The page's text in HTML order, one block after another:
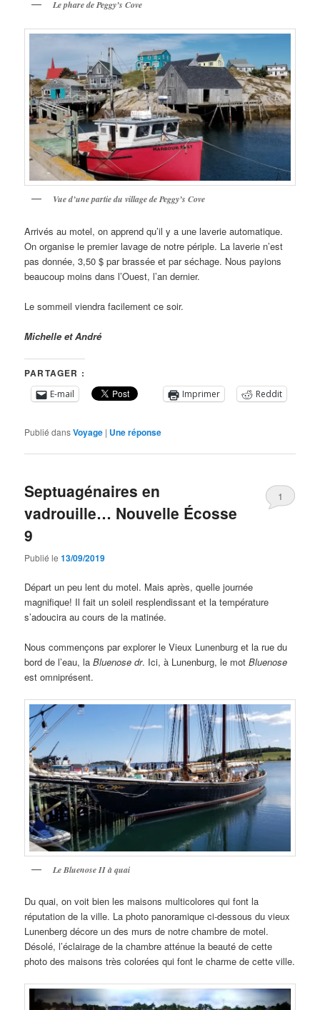
Le phare de Peggy’s Cove
Vue d’une partie du village de Peggy’s Cove
Arrivés au motel, on apprend qu’il y a une laverie automatique.
On organise le premier lavage de notre périple. La laverie n’est
pas donnée, 3,50 $ par brassée et par séchage. Nous payions
beaucoup moins dans l’Ouest, l’an dernier.
Le sommeil viendra facilement ce soir.
Michelle et André
PARTAGER :
E-mail Imprimer Reddit
Publié dansVoyage | Uneréponse
Septuagénaires en
vadrouille… Nouvelle Écosse
9
Publié le13/09/2019
1
Départ un peu lent du motel. Mais après, quelle journée
magnifique! Il fait un soleil resplendissant et la température
s’adoucira au cours de la matinée.
Nous commençons par explorer le Vieux Lunenburg et la rue du
bord de l’eau, laBluenose dr. Ici, à Lunenburg, le motBluenose
est omniprésent.
Le Bluenose II à quai
Du quai, on voit bien les maisons multicolores qui font la
réputation de la ville. La photo panoramique ci-dessous du vieux
Lunenberg décore un des murs de notre chambre de motel.
Désolé, l’éclairage de la chambre atténue la beauté de cette
photo des maisons très colorées qui font le charme de cette ville.